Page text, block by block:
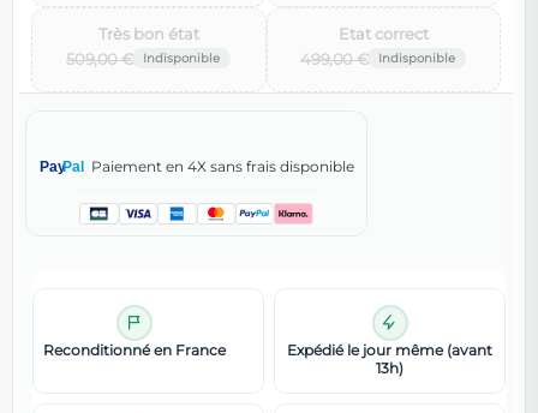
509,00 €
Très bon état‌
499,00 €
Etat correct‌
PayPal Paiement en 4X sans frais disponible
Reconditionné en France
Expédié le jour même (avant
13h)